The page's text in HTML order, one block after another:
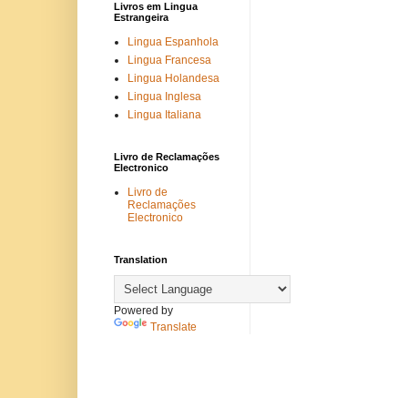
Livros em Lingua
Estrangeira
Lingua Espanhola
Lingua Francesa
Lingua Holandesa
Lingua Inglesa
Lingua Italiana
Livro de Reclamações
Electronico
Livro de
Reclamações
Electronico
Translation
Powered by
Translate